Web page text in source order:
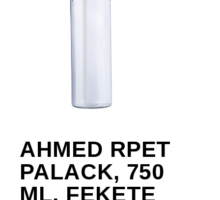
AHMED RPET
PALACK, 750
ML, FEKETE